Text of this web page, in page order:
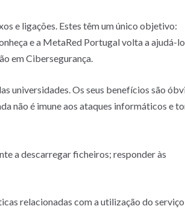
e ligações. Estes têm um único objetivo:
e a MetaRed Portugal volta a ajudá-lo
em Cibersegurança.
universidades. Os seus benefícios são
não é imune aos ataques informáticos e
a descarregar ficheiros; responder às
relacionadas com a utilização do